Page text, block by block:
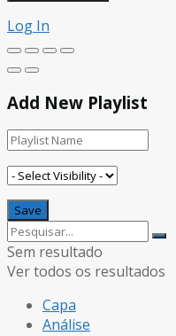
Log In
Add New Playlist
Sem resultado
Ver todos os resultados
Capa
Análise